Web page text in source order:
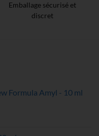
Emballage sécurisé et
discret
Formula Amyl - 10 ml